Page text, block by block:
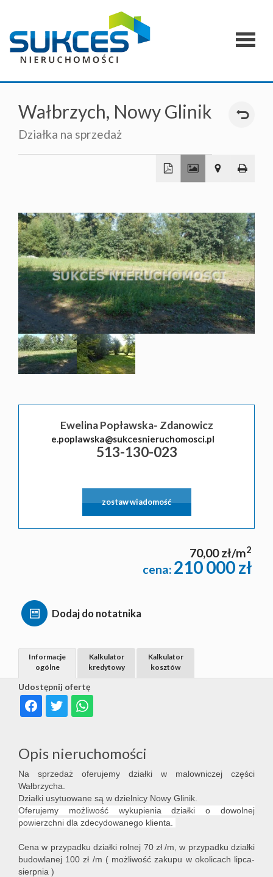
Oferty
Wałbrzych, Nowy Glinik
Działka na sprzedaż
−
Leaflet OpenStreetMap
Ewelina Popławska- Zdanowicz
e.poplawska@sukcesnieruchomosci.pl
513-130-023
zostaw wiadomość
70,00 zł/m2
cena: 210 000 zł
Dodaj do notatnika
Udostępnij ofertę
Informacje
ogólne
Kalkulator
kredytowy
Kalkulator
kosztów
Opis nieruchomości
Na sprzedaż oferujemy działki w malowniczej części
Wałbrzycha.
Działki usytuowane są w dzielnicy Nowy Glinik.
Oferujemy możliwość wykupienia działki o dowolnej
powierzchni dla zdecydowanego klienta.
Cena w przypadku działki rolnej 70 zł /m, w przypadku działki
budowlanej 100 zł /m ( możliwość zakupu w okolicach lipca-
sierpnia )